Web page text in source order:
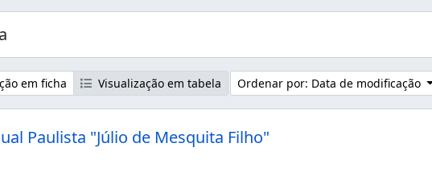
em ficha Visualização em tabela Ordenar por: Data de modificação
Paulista "Júlio de Mesquita Filho"